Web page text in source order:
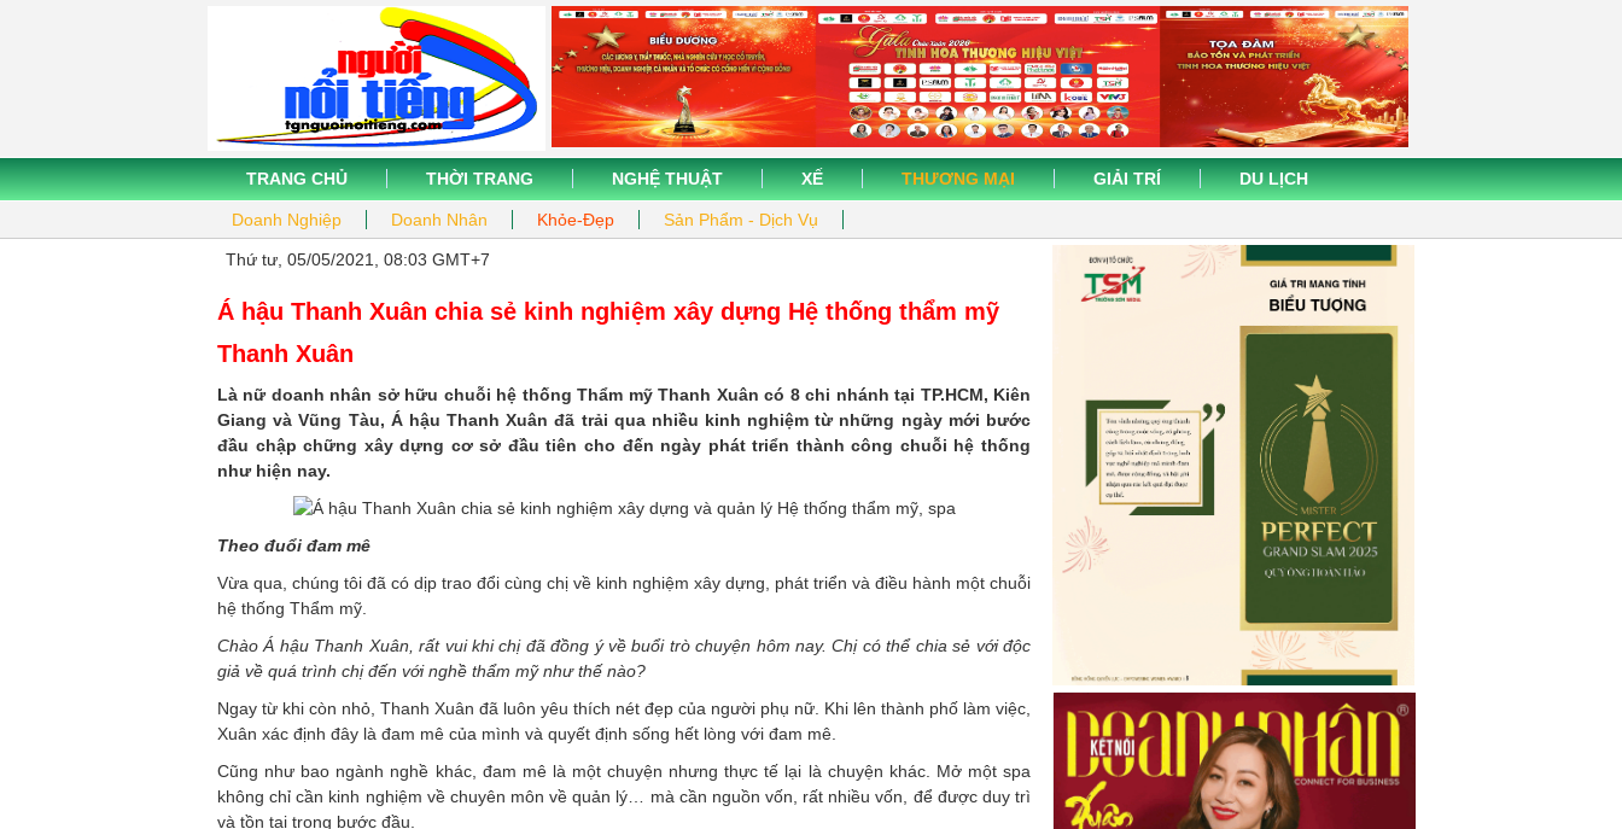
TRANG CHỦ THỜI TRANG NGHỆ THUẬT XẾ THƯƠNG MẠI
Doanh Nghiệp Doanh Nhân Khỏe-Đẹp Sản Phẩm - Dịch Vụ
GIẢI TRÍ DU LỊCH
Thứ tư, 05/05/2021, 08:03 GMT+7
Á hậu Thanh Xuân chia sẻ kinh nghiệm xây dựng Hệ thống thẩm mỹ
Thanh Xuân
Là nữ doanh nhân sở hữu chuỗi hệ thống Thẩm mỹ Thanh Xuân có 8 chi nhánh tại TP.HCM, Kiên
Giang và Vũng Tàu, Á hậu Thanh Xuân đã trải qua nhiều kinh nghiệm từ những ngày mới bước
đầu chập chững xây dựng cơ sở đầu tiên cho đến ngày phát triển thành công chuỗi hệ thống
như hiện nay.
Theo đuổi đam mê
Vừa qua, chúng tôi đã có dịp trao đổi cùng chị về kinh nghiệm xây dựng, phát triển và điều hành một chuỗi
hệ thống Thẩm mỹ.
Chào Á hậu Thanh Xuân, rất vui khi chị đã đồng ý về buổi trò chuyện hôm nay. Chị có thể chia sẻ với độc
giả về quá trình chị đến với nghề thẩm mỹ như thế nào?
Ngay từ khi còn nhỏ, Thanh Xuân đã luôn yêu thích nét đẹp của người phụ nữ. Khi lên thành phố làm việc,
Xuân xác định đây là đam mê của mình và quyết định sống hết lòng với đam mê.
Cũng như bao ngành nghề khác, đam mê là một chuyện nhưng thực tế lại là chuyện khác. Mở một spa
không chỉ cần kinh nghiệm về chuyên môn về quản lý… mà cần nguồn vốn, rất nhiều vốn, để được duy trì
và tồn tại trong bước đầu.